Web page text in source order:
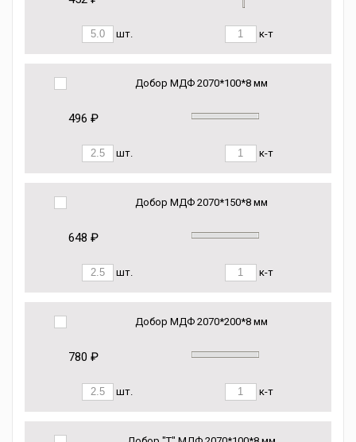
шт. к-т
Добор МДФ 2070*100*8 мм
496 ₽
шт. к-т
Добор МДФ 2070*150*8 мм
648 ₽
шт. к-т
Добор МДФ 2070*200*8 мм
780 ₽
шт. к-т